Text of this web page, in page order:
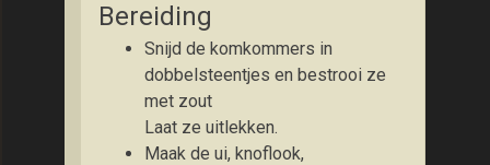
Bereiding
Snijd de komkommers in
dobbelsteentjes en bestrooi ze
met zout
Laat ze uitlekken.
Maak de ui, knoflook,